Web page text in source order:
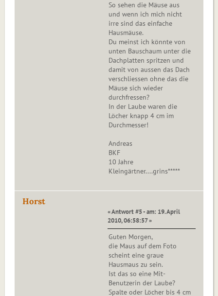
So sehen die Mäuse aus
und wenn ich mich nicht
irre sind das einfache
Hausmäuse.
Du meinst ich könnte von
unten Bauschaum unter die
Dachplatten spritzen und
damit von aussen das Dach
verschliessen ohne das die
Mäuse sich wieder
durchfressen?
In der Laube waren die
Löcher knapp 4 cm im
Durchmesser!
Andreas
BKF
10 Jahre
Kleingärtner....grins*****
Horst
« Antwort #5 - am: 19. April
2010, 06:58:57 »
Guten Morgen,
die Maus auf dem Foto
scheint eine graue
Hausmaus zu sein.
Ist das so eine Mit-
Benutzerin der Laube?
Spalte oder Löcher bis 4 cm